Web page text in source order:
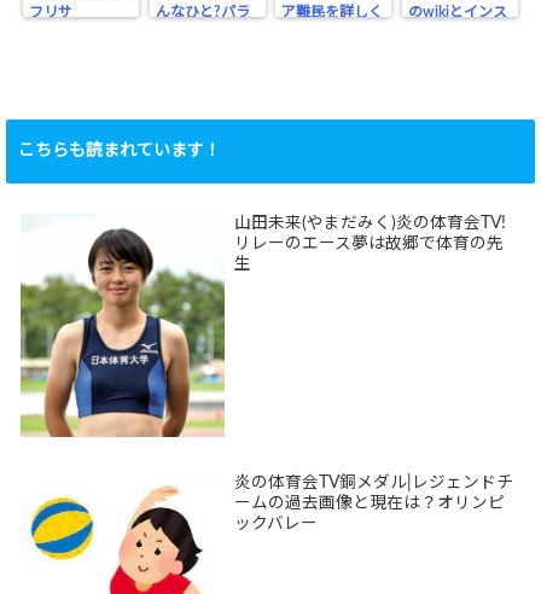
フリサ
んなひと?パラ
ア難民を詳しく
のwikiとインス
こちらも読まれています！
山田未来(やまだみく)炎の体育会TV!
リレーのエース夢は故郷で体育の先
生
炎の体育会TV銅メダル|レジェンドチ
ームの過去画像と現在は？オリンピ
ックバレー